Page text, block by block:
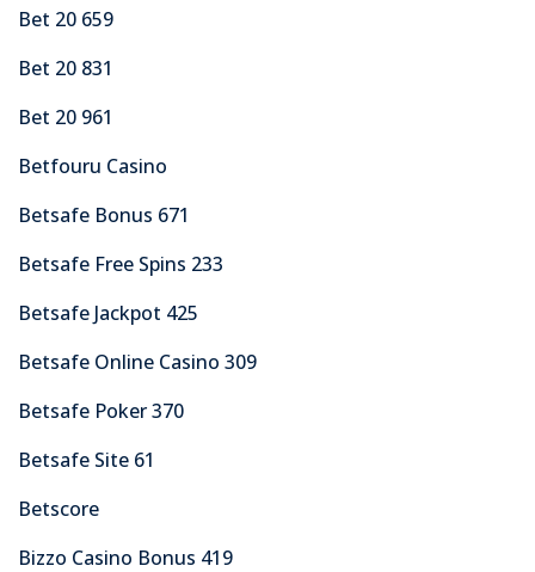
Bet 20 659
Bet 20 831
Bet 20 961
Betfouru Casino
Betsafe Bonus 671
Betsafe Free Spins 233
Betsafe Jackpot 425
Betsafe Online Casino 309
Betsafe Poker 370
Betsafe Site 61
Betscore
Bizzo Casino Bonus 419